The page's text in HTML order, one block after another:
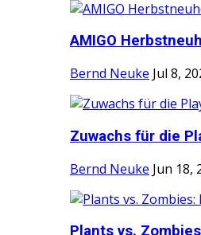
AMIGO
Bernd Neuke Jul 8,
Zuwachs für die
Bernd Neuke Jun 18,
Plants vs.